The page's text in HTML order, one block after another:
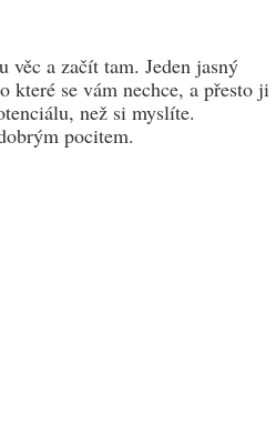
a začít tam. Jeden jasný
které se vám nechce, a přesto ji
než si myslíte.
pocitem.